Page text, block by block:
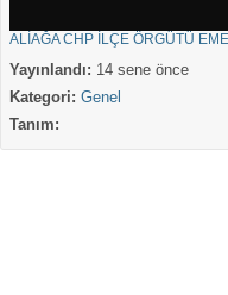
ALİAĞA CHP İLÇE ÖRGÜTÜ
Yayınlandı: 14 sene önce
Kategori: Genel
Tanım: